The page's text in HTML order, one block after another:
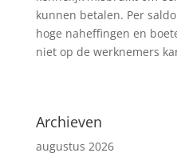
kunnen betalen. Per
hoge naheffingen en
niet op de werknemers
Archieven
augustus 2026